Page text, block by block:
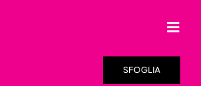
SFOGLIA